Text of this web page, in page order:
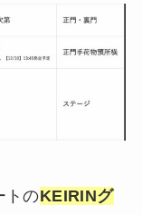
トのKEIRINグ